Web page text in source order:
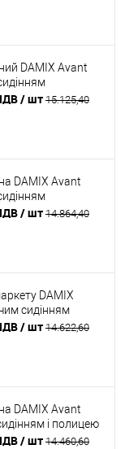
DAMIX Avant
/ шт 15.125,40
DAMIX Avant
/ шт 14.864,40
DAMIX
сидінням
/ шт 14.622,60
DAMIX Avant
і полицею
/ шт 14.460,60